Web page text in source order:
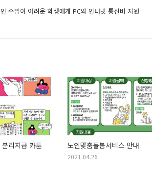
수업이 어려운 학생에게 PC와 인터넷 통신비 지원
리지급 카툰 노인맞춤돌봄서비스 안내
2021.04.26